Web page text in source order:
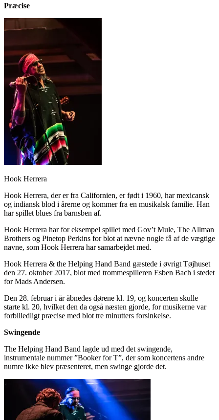
Præcise
Hook Herrera
Hook Herrera, der er fra Californien, er født i 1960, har mexicansk
og indiansk blod i årerne og kommer fra en musikalsk familie. Han
har spillet blues fra barnsben af.
Hook Herrera har for eksempel spillet med Gov’t Mule, The Allman
Brothers og Pinetop Perkins for blot at nævne nogle få af de vægtige
navne, som Hook Herrera har samarbejdet med.
Hook Herrera & the Helping Hand Band gæstede i øvrigt Tøjhuset
den 27. oktober 2017, blot med trommespilleren Esben Bach i stedet
for Mads Andersen.
Den 28. februar i år åbnedes dørene kl. 19, og koncerten skulle
starte kl. 20, hvilket den da også næsten gjorde, for musikerne var
forbilledligt præcise med blot tre minutters forsinkelse.
Swingende
The Helping Hand Band lagde ud med det swingende,
instrumentale nummer ”Booker for T”, der som koncertens andre
numre ikke blev præsenteret, men swinge gjorde det.